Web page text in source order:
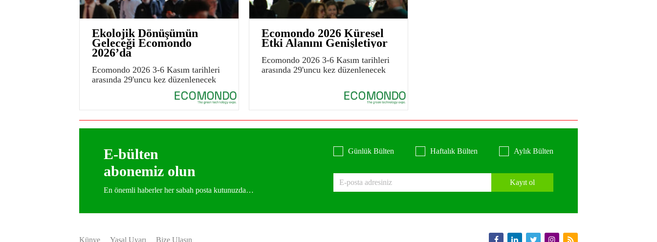
Ekolojik Dönüşümün
Geleceği Ecomondo
2026’da
Ecomondo 2026 3-6 Kasım tarihleri
arasında 29'uncu kez düzenlenecek
Ecomondo 2026 Küresel
Etki Alanını Genişletiyor
Ecomondo 2026 3-6 Kasım tarihleri
arasında 29'uncu kez düzenlenecek
E-bülten
abonemiz olun
En önemli haberler her sabah posta kutunuzda…
Günlük Bülten Haftalık Bülten Aylık Bülten
Kayıt ol
Künye Yasal Uyarı Bize Ulaşın